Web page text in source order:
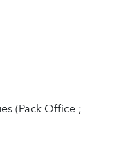
(Pack Office ;